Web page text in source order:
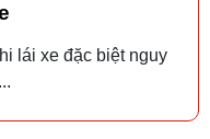
lái xe đặc biệt nguy